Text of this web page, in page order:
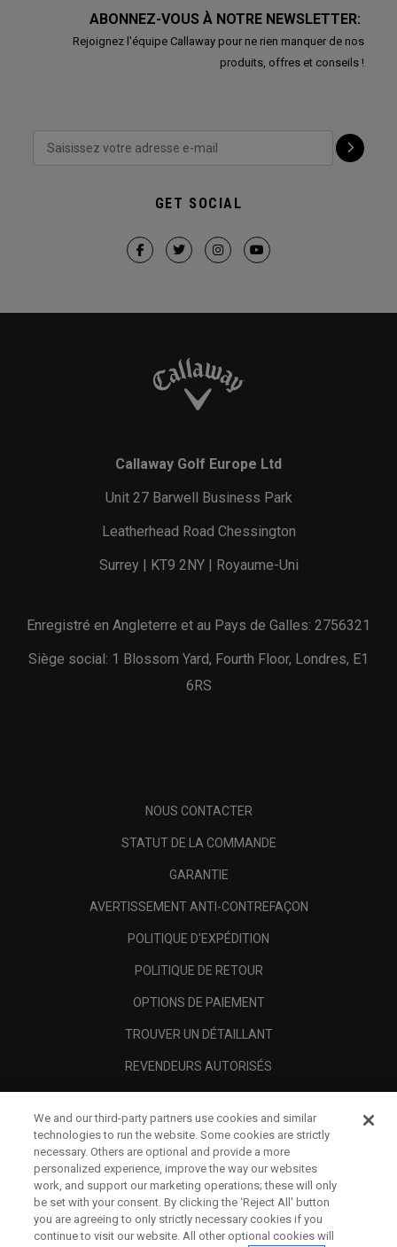
ABONNEZ-VOUS À NOTRE NEWSLETTER:
Rejoignez l'équipe Callaway pour ne rien manquer de nos
produits, offres et conseils !
GET SOCIAL
Callaway Golf Europe Ltd
Unit 27 Barwell Business Park
Leatherhead Road Chessington
Surrey | KT9 2NY | Royaume-Uni
Enregistré en Angleterre et au Pays de Galles: 2756321
Siège social: 1 Blossom Yard, Fourth Floor, Londres, E1
6RS
NOUS CONTACTER
STATUT DE LA COMMANDE
GARANTIE
AVERTISSEMENT ANTI-CONTREFAÇON
POLITIQUE D'EXPÉDITION
POLITIQUE DE RETOUR
OPTIONS DE PAIEMENT
TROUVER UN DÉTAILLANT
REVENDEURS AUTORISÉS
A PROPOS
MENTIONS LÉGALES
We and our third-party partners use cookies and similar
technologies to run the website. Some cookies are strictly
necessary. Others are optional and provide a more
personalized experience, improve the way our websites
work, and support our marketing operations; these will only
be set with your consent. By clicking the ‘Reject All' button
you are agreeing to only strictly necessary cookies if you
continue to visit our website. All other optional cookies will